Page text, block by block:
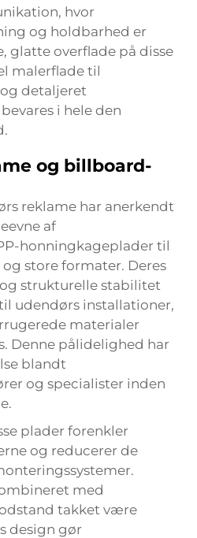
hvor
og holdbarhed er
glatte overflade på disse
malerflade til
detaljeret
i hele den
og billboard-
reklame har anerkendt
af
honningkageplader til
store formater. Deres
strukturelle stabilitet
udendørs installationer,
materialer
Denne pålidelighed har
blandt
og specialister inden
plader forenkler
og reducerer de
med
takket være
design gør